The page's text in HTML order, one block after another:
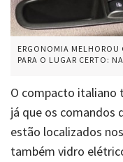
ERGONOMIA
PARA O LUGAR CERTO:
O compacto italiano
já que os comandos
estão localizados
também vidro